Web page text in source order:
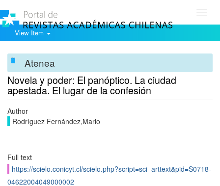
View Item
Atenea
Novela y poder: El panóptico. La ciudad
apestada. El lugar de la confesión
Author
Rodríguez Fernández,Mario
Full text
https://scielo.conicyt.cl/scielo.php?script=sci_arttext&pid=S0718-
04622004049000002